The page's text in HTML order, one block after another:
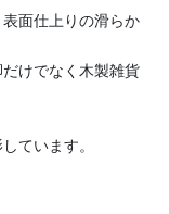
面仕上りの滑らか
けでなく木製雑貨
ています。